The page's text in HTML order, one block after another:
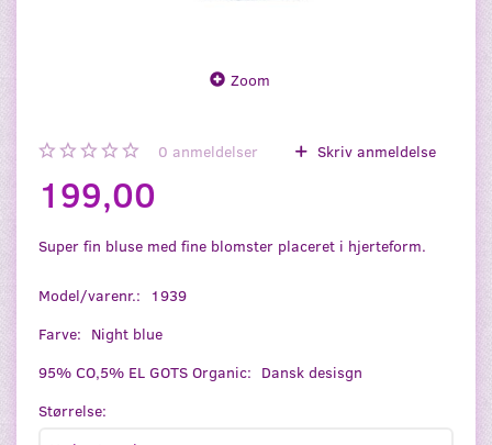
Zoom
0 anmeldelser Skriv anmeldelse
199,00
Super fin bluse med fine blomster placeret i hjerteform.
Model/varenr.:
1939
Farve: Night blue
95% CO,5% EL GOTS Organic: Dansk desisgn
Størrelse: